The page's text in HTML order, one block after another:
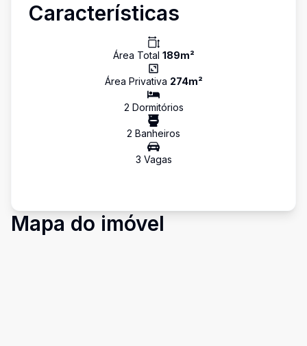
Características
Área Total 189m²
Área Privativa 274m²
2 Dormitórios
2 Banheiros
3 Vagas
Mapa do imóvel